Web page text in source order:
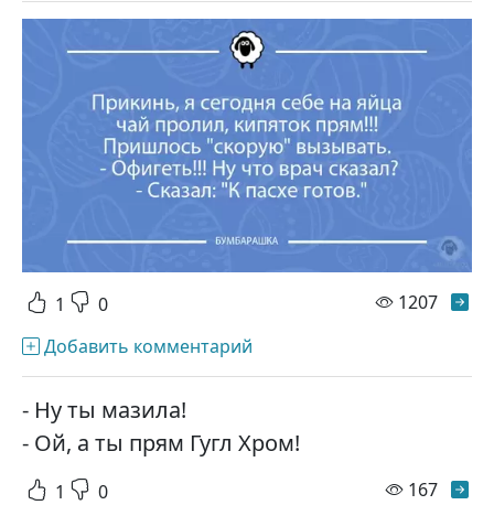
1 0 1207
Добавить комментарий
- Ну ты мазила!
- Ой, а ты прям Гугл Хром!
1 0 167